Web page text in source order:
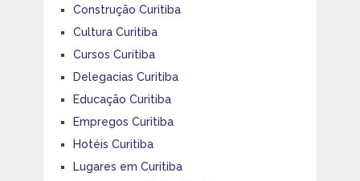
Construção Curitiba
Cultura Curitiba
Cursos Curitiba
Delegacias Curitiba
Educação Curitiba
Empregos Curitiba
Hotéis Curitiba
Lugares em Curitiba